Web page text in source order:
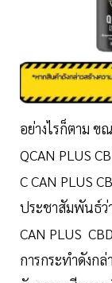
อย่างไรก็ตาม
QCAN PLUS
C CAN PLUS
ประชาสัมพันธ์ว่
CAN PLUS
การกระทำดังก